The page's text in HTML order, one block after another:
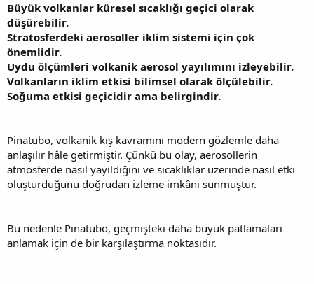
Büyük volkanlar küresel sıcaklığı geçici olarak
düşürebilir.
Stratosferdeki aerosoller iklim sistemi için çok
önemlidir.
Uydu ölçümleri volkanik aerosol yayılımını izleyebilir.
Volkanların iklim etkisi bilimsel olarak ölçülebilir.
Soğuma etkisi geçicidir ama belirgindir.
Pinatubo, volkanik kış kavramını modern gözlemle daha
anlaşılır hâle getirmiştir. Çünkü bu olay, aerosollerin
atmosferde nasıl yayıldığını ve sıcaklıklar üzerinde nasıl etki
oluşturduğunu doğrudan izleme imkânı sunmuştur.
Bu nedenle Pinatubo, geçmişteki daha büyük patlamaları
anlamak için de bir karşılaştırma noktasıdır.